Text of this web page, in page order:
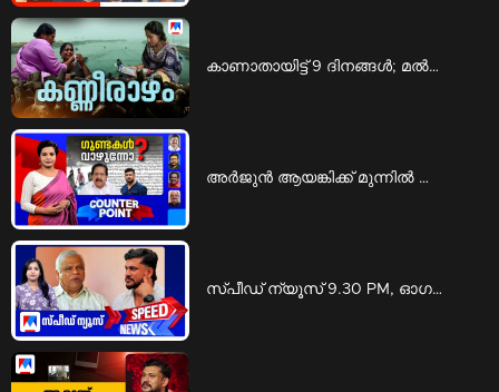
കാണാതായിട്ട് 9 ദിനങ്ങള്‍; മല്‍സ്യത്തൊഴിലാളികളെയും കാത്ത് കുടുംബങ്ങള്‍ | Fishermen
അര്‍ജുന്‍ ആയങ്കിക്ക് മുന്നില്‍ മുട്ടുമടക്കിയോ കേരള പൊലീസ്? | Counter Point
സ്പീഡ് ന്യൂസ് 9.30 PM, ഓഗസ്റ്റ് 08, 2026 | Speed News